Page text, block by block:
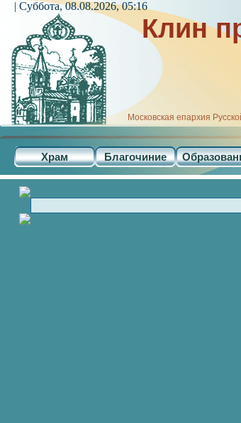
Клин
Московская епархия
Храм Благочиние
| Суббота, 08.08.2026, 05:16